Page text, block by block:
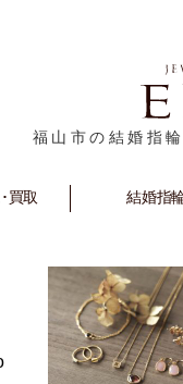
福山市の結婚指
買取 結婚指